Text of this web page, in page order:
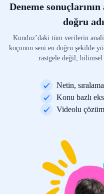
Deneme
doğru
Kunduz’daki tüm verilerin
koçunun seni en doğru şekilde
rastgele değil,
Netin,
Konu bazlı
Videolu